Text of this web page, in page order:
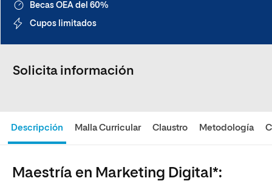
Descripción Malla Curricular Claustro Metodología
Maestría en Marketing Digital*:
Becas OEA del 60%
Cupos limitados
Solicita información